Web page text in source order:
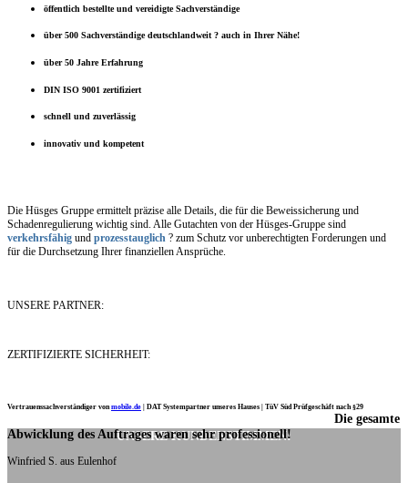
öffentlich bestellte und vereidigte Sachverständige
über 500 Sachverständige deutschlandweit ? auch in Ihrer Nähe!
über 50 Jahre Erfahrung
DIN ISO 9001 zertifiziert
schnell und zuverlässig
innovativ und kompetent
Die Hüsges Gruppe ermittelt präzise alle Details, die für die Beweissicherung und
Schadenregulierung wichtig sind. Alle Gutachten von der Hüsges-Gruppe sind
verkehrsfähig und prozesstauglich ? zum Schutz vor unberechtigten Forderungen und
für die Durchsetzung Ihrer finanziellen Ansprüche.
UNSERE PARTNER:
ZERTIFIZIERTE SICHERHEIT:
Vertrauenssachverständiger vonmobile.de DAT Systempartner unseres Hauses | TüV Süd Prüfgeschäft nach §29
UNSERE KUNDENSTIMMEN:
Die gesamte
Abwicklung des Auftrages waren sehr professionell!
Winfried S. aus Eulenhof